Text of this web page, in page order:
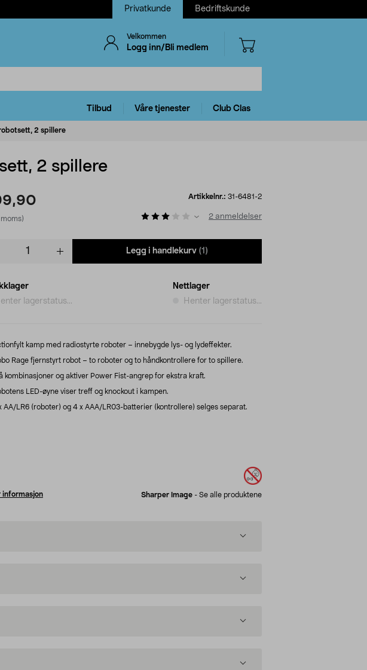
Privatkunde Bedriftskunde
Velkommen
Logg inn/Bli medlem
Tilbud Våre tjenester Club Clas
2 spillere
2 spillere
Artikkelnr.: 31-6481-2
2 anmeldelser
Legg i handlekurv (1)
lagerstatus...
Nettlager
Henter lagerstatus...
kamp med radiostyrte roboter – innebygde lys- og lydeffekter.
Rage fjernstyrt robot – to roboter og to håndkontrollere for to spillere.
kombinasjoner og aktiver Power Fist-angrep for ekstra kraft.
LED-øyne viser treff og knockout i kampen.
AA/LR6 (roboter) og 4 x AAA/LR03-batterier (kontrollere) selges separat.
informasjon Sharper Image - Se alle produktene